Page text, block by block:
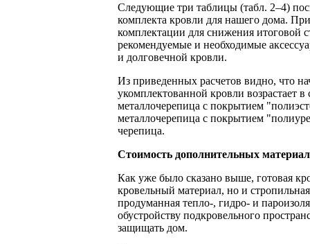
Следующие три таблицы (табл. 2–4)
комплекта кровли для нашего дома.
комплектации для снижения итоговой
рекомендуемые и необходимые
и долговечной кровли.
Из приведенных расчетов видно, что
укомплектованной кровли возрастает
металлочерепица с покрытием
металлочерепица с покрытием
черепица.
Стоимость дополнительных
Как уже было сказано выше, готовая
кровельный материал, но и
продуманная тепло-, гидро- и
обустройству подкровельного
защищать дом.